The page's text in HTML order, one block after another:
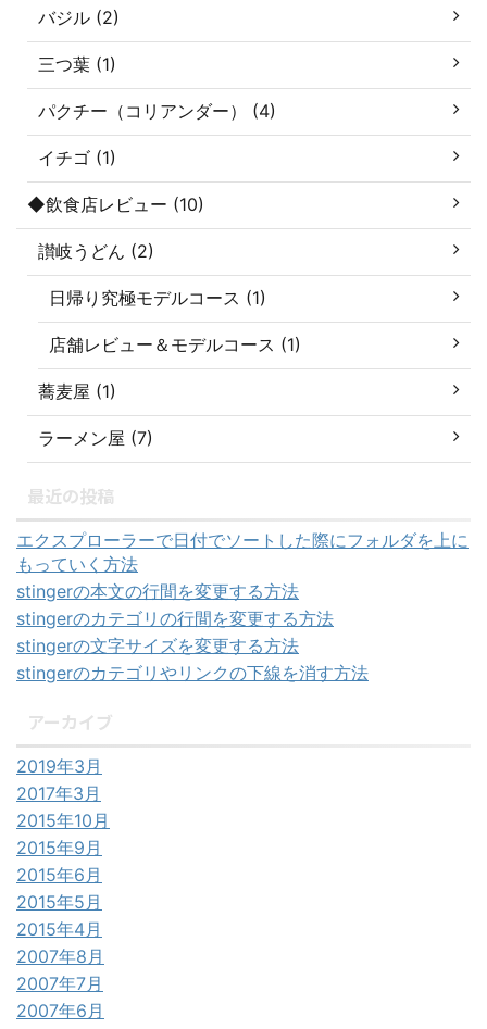
バジル (2)
三つ葉 (1)
パクチー（コリアンダー） (4)
イチゴ (1)
◆飲食店レビュー (10)
讃岐うどん (2)
日帰り究極モデルコース (1)
店舗レビュー＆モデルコース (1)
蕎麦屋 (1)
ラーメン屋 (7)
最近の投稿
エクスプローラーで日付でソートした際にフォルダを上に
もっていく方法
stingerの本文の行間を変更する方法
stingerのカテゴリの行間を変更する方法
stingerの文字サイズを変更する方法
stingerのカテゴリやリンクの下線を消す方法
アーカイブ
2019年3月
2017年3月
2015年10月
2015年9月
2015年6月
2015年5月
2015年4月
2007年8月
2007年7月
2007年6月